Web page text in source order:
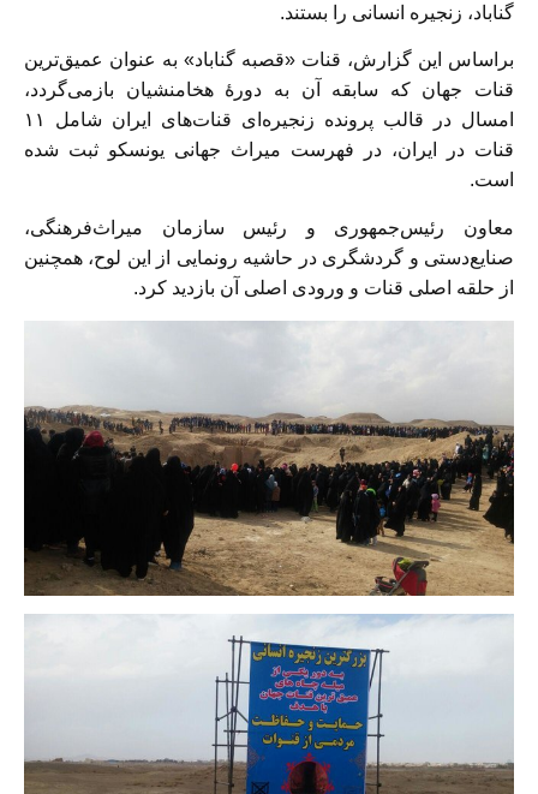
گناباد، زنجیره انسانی‌ را بستند.
براساس این گزارش، قنات «قصبه گناباد» به عنوان عمیق‌ترین
قنات جهان که سابقه آن به دورهٔ هخامنشیان بازمی‌گردد،
امسال در قالب پرونده زنجیره‌ای قنات‌های ایران شامل ۱۱
قنات در ایران، در فهرست میراث جهانی یونسکو ثبت شده
است.
معاون رئیس‌جمهوری و رئیس سازمان میراث‌فرهنگی،
صنایع‌دستی و گردشگری در حاشیه رونمایی از این لوح، همچنین
از حلقه اصلی قنات و ورودی اصلی آن بازدید کرد.